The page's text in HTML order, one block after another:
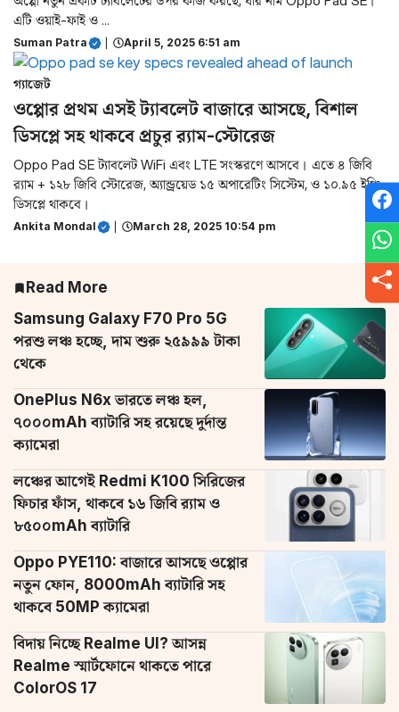
এটি ওয়াই-ফাই ও ...
Suman Patra April 5, 2025 6:51 am
গ্যাজেট
ওপ্পোর প্রথম এসই ট্যাবলেট বাজারে আসছে, বিশাল
ডিসপ্লে সহ থাকবে প্রচুর র‍্যাম-স্টোরেজ
Oppo Pad SE ট্যাবলেট WiFi এবং LTE সংস্করণে আসবে। এতে ৪ জিবি
র‍্যাম + ১২৮ জিবি স্টোরেজ, অ্যান্ড্রয়েড ১৫ অপারেটিং সিস্টেম, ও ১০.৯৫ ইঞ্চি
ডিসপ্লে থাকবে।
Ankita Mondal March 28, 2025 10:54 pm
Read More
Samsung Galaxy F70 Pro 5G
পরশু লঞ্চ হচ্ছে, দাম শুরু ২৫৯৯৯ টাকা
থেকে
OnePlus N6x ভারতে লঞ্চ হল,
৭০০০mAh ব্যাটারি সহ রয়েছে দুর্দান্ত
ক্যামেরা
লঞ্চের আগেই Redmi K100 সিরিজের
ফিচার ফাঁস, থাকবে ১৬ জিবি র‌্যাম ও
৮৫০০mAh ব্যাটারি
Oppo PYE110: বাজারে আসছে ওপ্পোর
নতুন ফোন, 8000mAh ব্যাটারি সহ
থাকবে 50MP ক্যামেরা
বিদায় নিচ্ছে Realme UI? আসন্ন
Realme স্মার্টফোনে থাকতে পারে
ColorOS 17